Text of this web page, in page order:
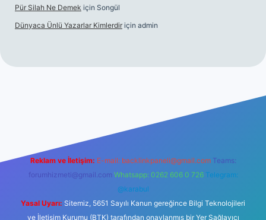
Pür Silah Ne Demek için Songül
Dünyaca Ünlü Yazarlar Kimlerdir için admin
Reklam ve İletişim: E-mail: backlinkpaneli@gmail.com Teams:
forumhizmeti@gmail.com Whatsapp: 0262 606 0 726 Telegram:
@karabul
Yasal Uyarı: Sitemiz, 5651 Sayılı Kanun gereğince Bilgi Teknolojileri
ve İletişim Kurumu (BTK) tarafından onaylanmış bir Yer Sağlayıcı